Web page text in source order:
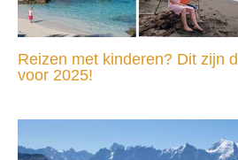
Reizen met kinderen? Dit zijn
voor 2025!